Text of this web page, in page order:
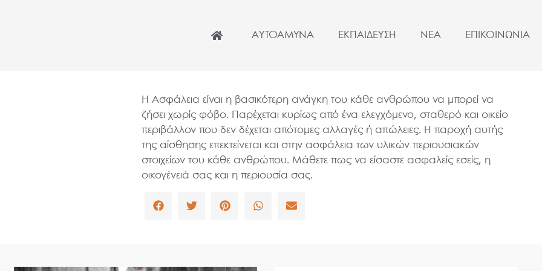
ΑΥΤΟΑΜΥΝΑ ΕΚΠΑΙΔΕΥΣΗ ΝΕΑ ΕΠΙΚΟΙΝΩΝΙΑ
Η Ασφάλεια είναι η βασικότερη ανάγκη του κάθε ανθρώπου να μπορεί να
ζήσει χωρίς φόβο. Παρέχεται κυρίως από ένα ελεγχόμενο, σταθερό και οικείο
περιβάλλον που δεν δέχεται απότομες αλλαγές ή απώλειες. Η παροχή αυτής
της αίσθησης επεκτείνεται και στην ασφάλεια των υλικών περιουσιακών
στοιχείων του κάθε ανθρώπου. Μάθετε πως να είσαστε ασφαλείς εσείς, η
οικογένειά σας και η περιουσία σας.